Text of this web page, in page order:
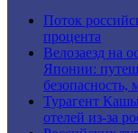
Поток
процента
Велозаезд на
Японии:
безопасность,
Турагент
отелей из-за